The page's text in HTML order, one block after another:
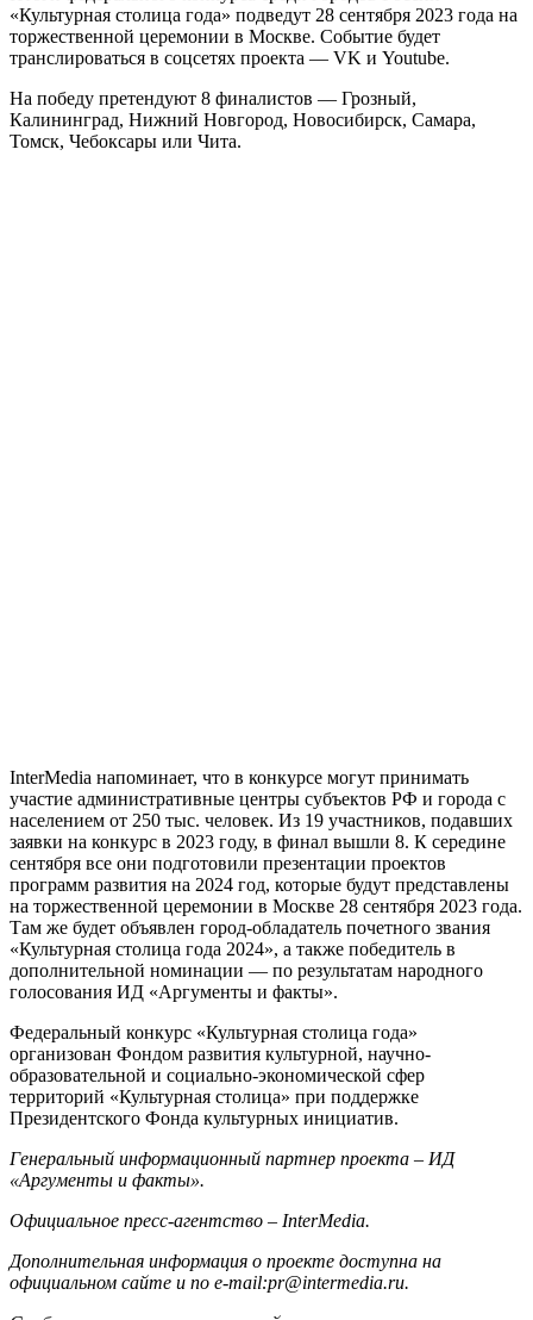
«Культурная столица года» подведут 28 сентября 2023 года на
торжественной церемонии в Москве. Событие будет
транслироваться в соцсетях проекта — VK и Youtube.
На победу претендуют 8 финалистов — Грозный,
Калининград, Нижний Новгород, Новосибирск, Самара,
Томск, Чебоксары или Чита.
InterMedia напоминает, что в конкурсе могут принимать
участие административные центры субъектов РФ и города с
населением от 250 тыс. человек. Из 19 участников, подавших
заявки на конкурс в 2023 году, в финал вышли 8. К середине
сентября все они подготовили презентации проектов
программ развития на 2024 год, которые будут представлены
на торжественной церемонии в Москве 28 сентября 2023 года.
Там же будет объявлен город-обладатель почетного звания
«Культурная столица года 2024», а также победитель в
дополнительной номинации — по результатам народного
голосования ИД «Аргументы и факты».
Федеральный конкурс «Культурная столица года»
организован Фондом развития культурной, научно-
образовательной и социально-экономической сфер
территорий «Культурная столица» при поддержке
Президентского Фонда культурных инициатив.
Генеральный информационный партнер проекта – ИД
«Аргументы и факты».
Официальное пресс-агентство – InterMedia.
Дополнительная информация о проекте доступна на
официальном сайте и по e-mail:pr@intermedia.ru.